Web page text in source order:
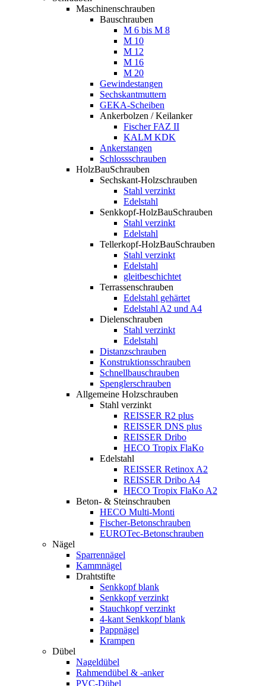
Maschinenschrauben
Bauschrauben
M 6 bis M 8
M 10
M 12
M 16
M 20
Gewindestangen
Sechskantmuttern
GEKA-Scheiben
Ankerbolzen / Keilanker
Fischer FAZ II
KALM KDK
Ankerstangen
Schlossschrauben
HolzBauSchrauben
Sechskant-Holzschrauben
Stahl verzinkt
Edelstahl
Senkkopf-HolzBauSchrauben
Stahl verzinkt
Edelstahl
Tellerkopf-HolzBauSchrauben
Stahl verzinkt
Edelstahl
gleitbeschichtet
Terrassenschrauben
Edelstahl gehärtet
Edelstahl A2 und A4
Dielenschrauben
Stahl verzinkt
Edelstahl
Distanzschrauben
Konstruktionsschrauben
Schnellbauschrauben
Spenglerschrauben
Allgemeine Holzschrauben
Stahl verzinkt
REISSER R2 plus
REISSER DNS plus
REISSER Dribo
HECO Tropix FlaKo
Edelstahl
REISSER Retinox A2
REISSER Dribo A4
HECO Tropix FlaKo A2
Beton- & Steinschrauben
HECO Multi-Monti
Fischer-Betonschrauben
EUROTec-Betonschrauben
Nägel
Sparrennägel
Kammnägel
Drahtstifte
Senkkopf blank
Senkkopf verzinkt
Stauchkopf verzinkt
4-kant Senkkopf blank
Pappnägel
Krampen
Dübel
Nageldübel
Rahmendübel & -anker
PVC-Dübel